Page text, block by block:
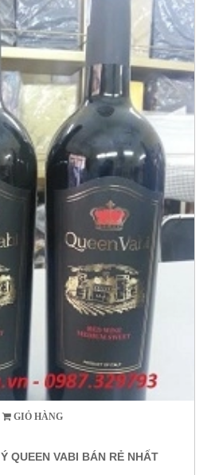
GIỎ HÀNG
QUEEN VABI BÁN RẺ NHẤT